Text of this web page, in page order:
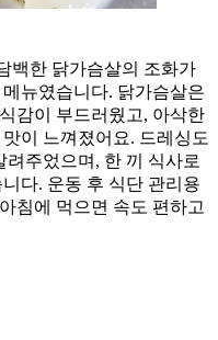
백한 닭가슴살의 조화가
뉴였습니다. 닭가슴살은
감이 부드러웠고, 아삭한
이 느껴졌어요. 드레싱도
주었으며, 한 끼 식사로
다. 운동 후 식단 관리용
침에 먹으면 속도 편하고